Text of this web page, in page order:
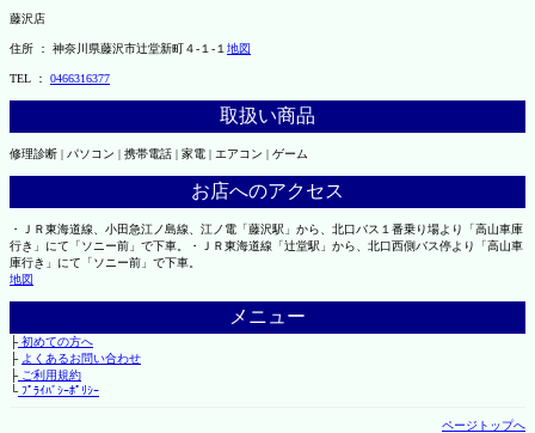
藤沢店
住所 ： 神奈川県藤沢市辻堂新町４-１-１ 地図
TEL ： 0466316377
取扱い商品
修理診断 | パソコン | 携帯電話 | 家電 | エアコン | ゲーム
お店へのアクセス
・ＪＲ東海道線、小田急江ノ島線、江ノ電「藤沢駅」から、北口バス１番乗り場より「高山車庫
行き」にて「ソニー前」で下車。・ＪＲ東海道線「辻堂駅」から、北口西側バス停より「高山車
庫行き」にて「ソニー前」で下車。
地図
メニュー
├初めての方へ
├ よくあるお問い合わせ
├ご利用規約
└ﾌﾟﾗｲﾊﾞｼｰﾎﾟﾘｼｰ
ページトップへ